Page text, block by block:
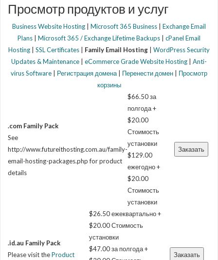
Просмотр продуктов и услуг
Business Website Hosting | Microsoft 365 Business | Exchange Email
Plans | Microsoft 365 / Exchange Lifetime Backups | cPanel Email
Hosting | SSL Certificates | Family Email Hosting | WordPress Security
Updates & Maintenance | eCommerce Grade Website Hosting | Anti-
virus Software | Регистрация домена | Перенести домен | Просмотр
корзины
.com Family Pack
See
http://www.futureithosting.com.au/family-
email-hosting-packages.php for product
details
$66.50 за
полгода +
$20.00
Стоимость
установки
$129.00
ежегодно +
$20.00
Стоимость
установки
.id.au Family Pack
Please visit theProduct
$26.50 ежеквартально +
$20.00 Стоимость
установки
$47.00 за полгода +